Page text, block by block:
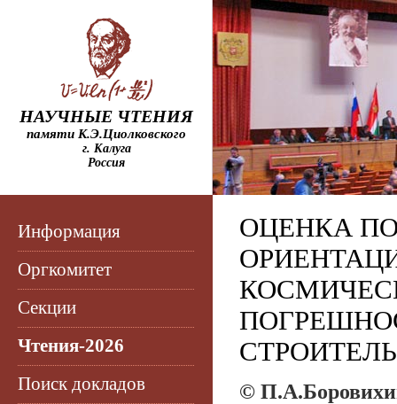
НАУЧНЫЕ ЧТЕНИЯ
памяти К.Э.Циолковского
г. Калуга
Россия
Информация
Оргкомитет
Секции
Чтения-2026
Поиск докладов
ОЦЕНКА
©